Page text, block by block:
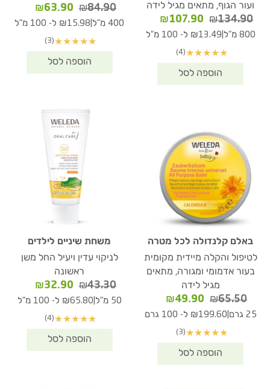
ועור הגוף, מתאים מגיל לידה
₪134.90
המחיר
המקורי
₪134.90.
₪107.90
המחיר
הנוכחי
800 מ"ל ₪13.49 ל- 100 מ"ל
★
★
★
★
★
(4)
₪84.90
המחיר
המקורי
₪84.90.
₪63.90
הנוכחי
400 מ"ל ₪15.98 ל- 100 מ"ל
★
★
★
★
★
(3)
באלם קלנדולה לכל מטרה
לטיפול והקלה מיידית מקומית
בעור אדמומי ומגורה, מתאים
מגיל לידה
₪65.50
המחיר
המקורי
₪65.50.
₪49.90
המחיר
הנוכחי
25 גרם ₪199.60 ל- 100 גרם
★
★
★
★
★
(3)
משחת שיניים לילדים
לניקוי עדין ויעיל החל משן
ראשונה
₪43.30
המחיר
המקורי
₪43.30.
₪32.90
הנוכחי
50 מ"ל ₪65.80 ל- 100 מ"ל
★
★
★
★
★
(4)